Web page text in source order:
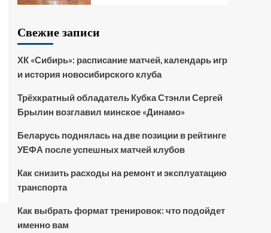
Свежие записи
ХК «Сибирь»: расписание матчей, календарь игр
и история новосибирского клуба
Трёхкратный обладатель Кубка Стэнли Сергей
Брылин возглавил минское «Динамо»
Беларусь поднялась на две позиции в рейтинге
УЕФА после успешных матчей клубов
Как снизить расходы на ремонт и эксплуатацию
транспорта
Как выбрать формат тренировок: что подойдет
именно вам